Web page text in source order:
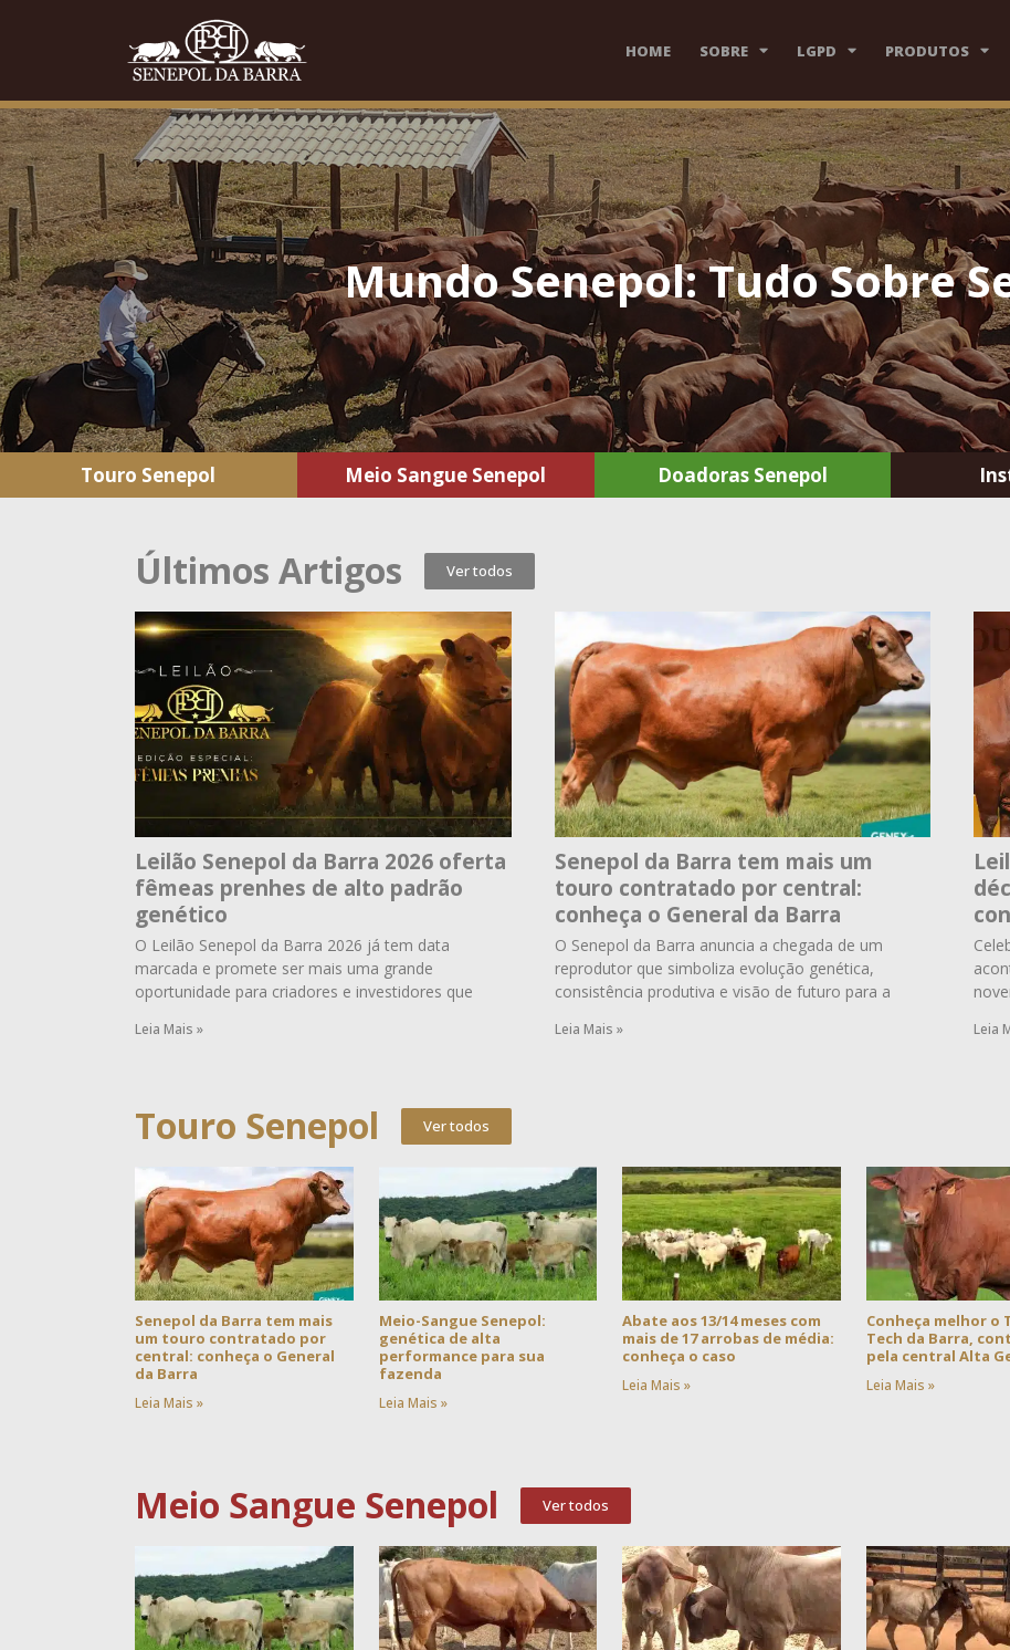
HOME SOBRE LGPD PRODUTOS
Mundo Senepol: Tudo Sobre
Touro Senepol Meio Sangue Senepol Doadoras Senepol
Últimos Artigos Ver todos
Leilão Senepol da Barra 2026 oferta
fêmeas prenhes de alto padrão
genético
O Leilão Senepol da Barra 2026 já tem data
marcada e promete ser mais uma grande
oportunidade para criadores e investidores que
Leia Mais »
Senepol da Barra tem mais um
touro contratado por central:
conheça o General da Barra
O Senepol da Barra anuncia a chegada de um
reprodutor que simboliza evolução genética,
consistência produtiva e visão de futuro para a
Leia Mais » Leia
Touro Senepol Ver todos
Senepol da Barra tem mais
um touro contratado por
central: conheça o General
da Barra
Leia Mais »
Meio-Sangue Senepol:
genética de alta
performance para sua
fazenda
Leia Mais »
Abate aos 13/14 meses com
mais de 17 arrobas de média:
conheça o caso
Leia Mais »
Conheça melhor o
Tech da Barra,
pela central Alta
Leia Mais »
Meio Sangue Senepol Ver todos